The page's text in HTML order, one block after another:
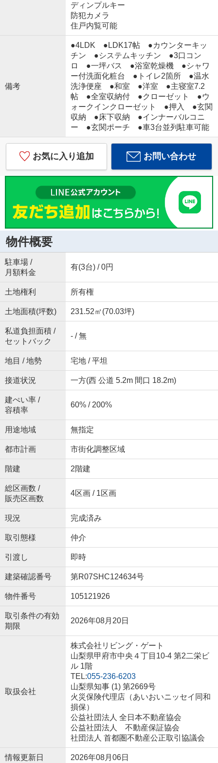
ディンプルキー
防犯カメラ
住戸内覧可能
備考
●4LDK ●LDK17帖 ●カウンターキッ
チン ●システムキッチン ●3口コン
ロ ●一坪バス ●浴室乾燥機 ●シャワ
ー付洗面化粧台 ●トイレ2箇所 ●温水
洗浄便座 ●和室 ●洋室 ●主寝室7.2
帖 ●全室収納付 ●クローゼット ●ウ
ォークインクローゼット ●押入 ●玄関
収納 ●床下収納 ●インナーバルコニ
ー ●玄関ポーチ ●車3台並列駐車可能
お気に入り追加 お問い合わせ
物件概要
駐車場 /
月額料金
有(3台) / 0円
土地権利 所有権
土地面積(坪数) 231.52㎡(70.03坪)
私道負担面積 /
セットバック
- / 無
地目 / 地勢 宅地 / 平坦
接道状況 一方(西 公道 5.2m 間口 18.2m)
建ぺい率 /
容積率
60% / 200%
用途地域 無指定
都市計画 市街化調整区域
階建 2階建
総区画数 /
販売区画数
4区画 / 1区画
現況 完成済み
取引態様 仲介
引渡し 即時
建築確認番号 第R07SHC124634号
物件番号 105121926
取引条件の有効
期限
2026年08月20日
取扱会社
株式会社リビング・ゲート
山梨県甲府市中央４丁目10-4 第2二栄ビ
ル 1階
TEL:055-236-6203
山梨県知事 (1) 第2669号
火災保険代理店（あいおいニッセイ同和
損保）
公益社団法人 全日本不動産協会
公益社団法人 不動産保証協会
社団法人 首都圏不動産公正取引協議会
情報更新日 2026年08月06日